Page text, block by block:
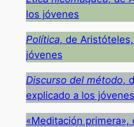
los jóvenes
Política, de
jóvenes
Discurso del método,
explicado a los jóvenes
«Meditación primera»,